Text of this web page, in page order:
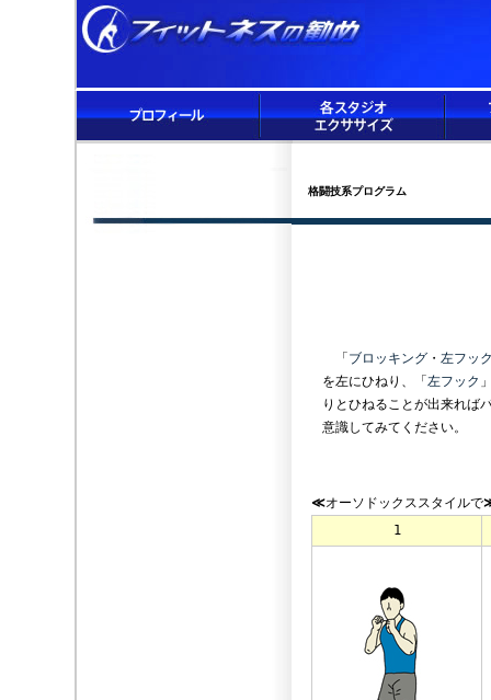
格闘技系プログラム
「 ブロッキング・ 左フッ
を左にひねり、「 左フック
りとひねることが出来れば
意識してみてください。
≪オーソドックススタイルで
1